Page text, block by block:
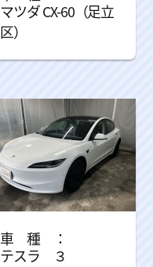
マツダ CX-60（足立
区）
テスラ ３